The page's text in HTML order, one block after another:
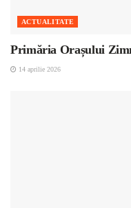
ACTUALITATE
Primăria Orașului
14 aprilie 2026